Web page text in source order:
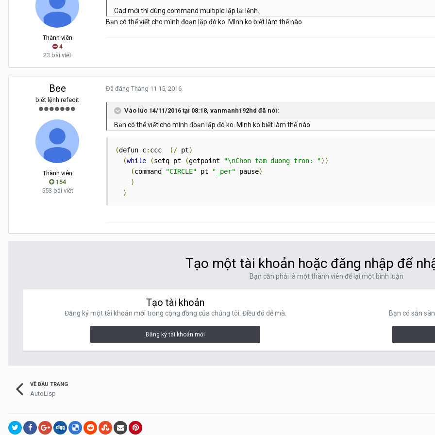
Thành viên
4
23 bài viết
Cad mới thì dùng command multiple lặp lại lệnh.
Bạn có thể viết cho mình đoạn lặp đó ko. Mình ko biết làm thế nào
Bee
biết lệnh refedit
Thành viên
154
553 bài viết
Đã đăng Tháng 11 15, 2016
Vào lúc 14/11/2016 tại 08:18, vanmanh192hd đã nói:
Bạn có thể viết cho mình đoạn lặp đó ko. Mình ko biết làm thế nào
(defun c: ccc (/ pt)
(while (setq pt (getpoint "\nChon tam duong tron: "))
(command "CIRCLE" pt "_per" pause)
)
)
Tạo một tài khoản hoặc đăng nhập để
Bạn cần phải là một thành viên để lại một bình luận
Tạo tài khoản
Đăng ký một tài khoản mới trong cộng đồng của chúng tôi. Điều đó dễ mà.
Đăng ký tài khoản mới
Bạn có sẵn
VỀ ĐẦU TRANG
AutoLisp